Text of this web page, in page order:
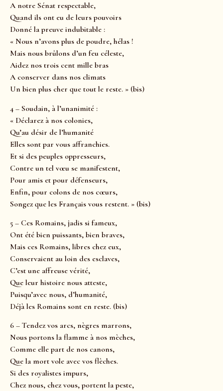
A notre Sénat respectable,
Quand ils ont eu de leurs pouvoirs
Donné la preuve indubitable :
« Nous n’avons plus de poudre, hélas !
Mais nous brûlons d’un feu céleste,
Aidez nos trois cent mille bras
A conserver dans nos climats
Un bien plus cher que tout le reste. » (bis)
4 – Soudain, à l’unanimité :
« Déclarez à nos colonies,
Qu’au désir de l’humanité
Elles sont par vous affranchies.
Et si des peuples oppresseurs,
Contre un tel vœu se manifestent,
Pour amis et pour défenseurs,
Enfin, pour colons de nos cœurs,
Songez que les Français vous restent. » (bis)
5 – Ces Romains, jadis si fameux,
Ont été bien puissants, bien braves,
Mais ces Romains, libres chez eux,
Conservaient au loin des esclaves,
C’est une affreuse vérité,
Que leur histoire nous atteste,
Puisqu’avec nous, d’humanité,
Déjà les Romains sont en reste. (bis)
6 – Tendez vos arcs, nègres marrons,
Nous portons la flamme à nos mèches,
Comme elle part de nos canons,
Que la mort vole avec vos flèches.
Si des royalistes impurs,
Chez nous, chez vous, portent la peste,